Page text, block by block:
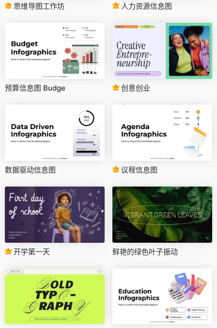
思维导图工作坊 人力资源信息图
预算信息图 Budge 创意创业
数据驱动信息图 议程信息图
开学第一天 鲜艳的绿色叶子振动